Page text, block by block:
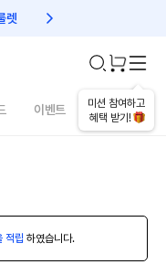
렛 친구초대 1만원 리워드!
미션 참여하고
혜택 받기!
이벤트 건강매거진
립 하였습니다.